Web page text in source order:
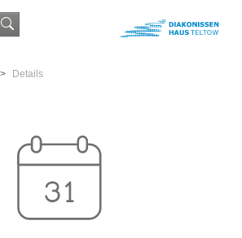
Suchformular
Details